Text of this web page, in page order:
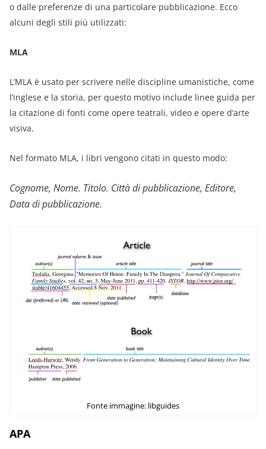
o dalle preferenze di una particolare pubblicazione. Ecco
alcuni degli stili più utilizzati:
MLA
L’MLA è usato per scrivere nelle discipline umanistiche, come
l’inglese e la storia, per questo motivo include linee guida per
la citazione di fonti come opere teatrali, video e opere d’arte
visiva.
Nel formato MLA, i libri vengono citati in questo modo:
Cognome, Nome. Titolo. Città di pubblicazione, Editore,
Data di pubblicazione.
Fonte immagine: libguides
APA